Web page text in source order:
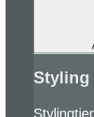
Styling